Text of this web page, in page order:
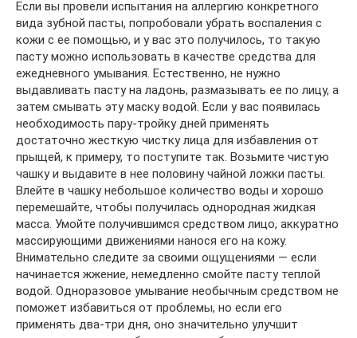
Если вы провели испытания на аллергию конкретного
вида зубной пасты, попробовали убрать воспаления с
кожи с ее помощью, и у вас это получилось, то такую
пасту можно использовать в качестве средства для
ежедневного умывания. Естественно, не нужно
выдавливать пасту на ладонь, размазывать ее по лицу, а
затем смывать эту маску водой. Если у вас появилась
необходимость пару-тройку дней применять
достаточно жесткую чистку лица для избавления от
прыщей, к примеру, то поступите так. Возьмите чистую
чашку и выдавите в нее половину чайной ложки пасты.
Влейте в чашку небольшое количество воды и хорошо
перемешайте, чтобы получилась однородная жидкая
масса. Умойте получившимся средством лицо, аккуратно
массирующими движениями нанося его на кожу.
Внимательно следите за своими ощущениями — если
начинается жжение, немедленно смойте пасту теплой
водой. Одноразовое умывание необычным средством не
поможет избавиться от проблемы, но если его
применять два-три дня, оно значительно улучшит